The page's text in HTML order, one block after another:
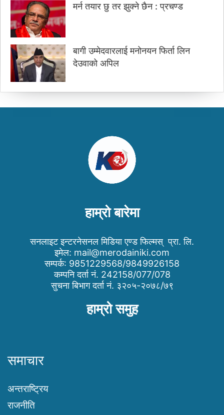
मर्न तयार छु तर झुक्ने छैन : प्रचण्ड
बागी उम्मेदवारलाई मनोनयन फिर्ता लिन
देउवाको अपिल
हाम्रो बारेमा
सनलाइट इन्टरनेसनल मिडिया एण्ड फिल्मस् प्रा. लि.
इमेल: mail@merodainiki.com
सम्पर्क: 9851229568/9849926158
कम्पनि दर्ता नं. 242158/077/078
सुचना बिभाग दर्ता नं. ३२०५-२०७८/७९
हाम्रो समुह
समाचार
अन्तराष्ट्रिय
राजनीति